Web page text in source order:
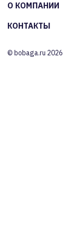
О КОМПАНИИ
КОНТАКТЫ
© bobaga.ru 2026